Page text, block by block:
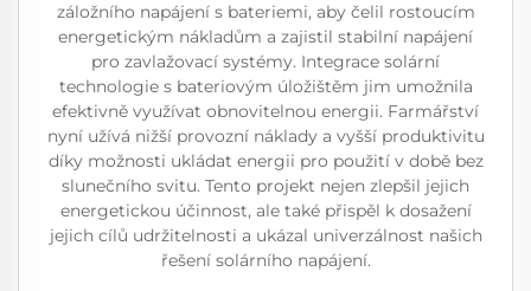
záložního napájení s bateriemi, aby čelil rostoucím
energetickým nákladům a zajistil stabilní napájení
pro zavlažovací systémy. Integrace solární
technologie s bateriovým úložištěm jim umožnila
efektivně využívat obnovitelnou energii. Farmářství
nyní užívá nižší provozní náklady a vyšší produktivitu
díky možnosti ukládat energii pro použití v době bez
slunečního svitu. Tento projekt nejen zlepšil jejich
energetickou účinnost, ale také přispěl k dosažení
jejich cílů udržitelnosti a ukázal univerzálnost našich
řešení solárního napájení.